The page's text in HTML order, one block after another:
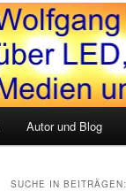
Autor und Blog
SUCHE IN BEITRÄGEN: